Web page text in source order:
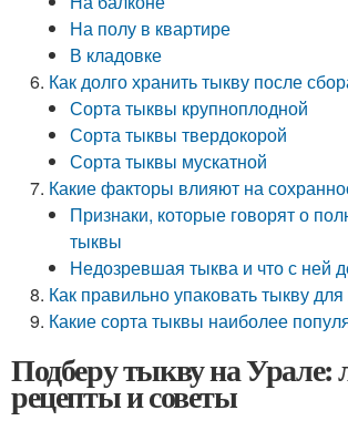
На полу в квартире
В кладовке
Как долго хранить тыкву после
Сорта тыквы крупноплодной
Сорта тыквы твердокорой
Сорта тыквы мускатной
Какие факторы влияют на
Признаки, которые говорят о
тыквы
Недозревшая тыква и что с ней
Как правильно упаковать тыкву
Какие сорта тыквы наиболее
Подберу тыкву на Урале:
рецепты и советы